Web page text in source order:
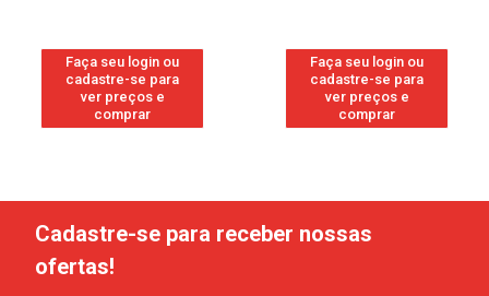
Faça seu login ou
cadastre-se para
ver preços e
comprar
Faça seu login ou
cadastre-se para
ver preços e
comprar
Cadastre-se para receber nossas
ofertas!